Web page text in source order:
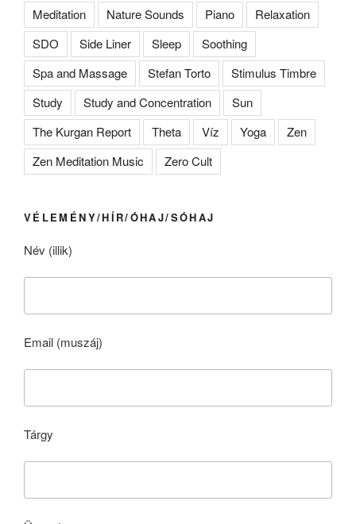
Meditation Nature Sounds Piano
Relaxation
SDO
Side Liner Sleep
Soothing
Spa and Massage
Stefan Torto
Stimulus Timbre
Study
Study and Concentration
Sun
The Kurgan Report
Theta Víz Yoga
Zen
Zen Meditation Music
Zero Cult
VÉLEMÉNY/HÍR/ÓHAJ/SÓHAJ
Név (illik)
Email (muszáj)
Tárgy